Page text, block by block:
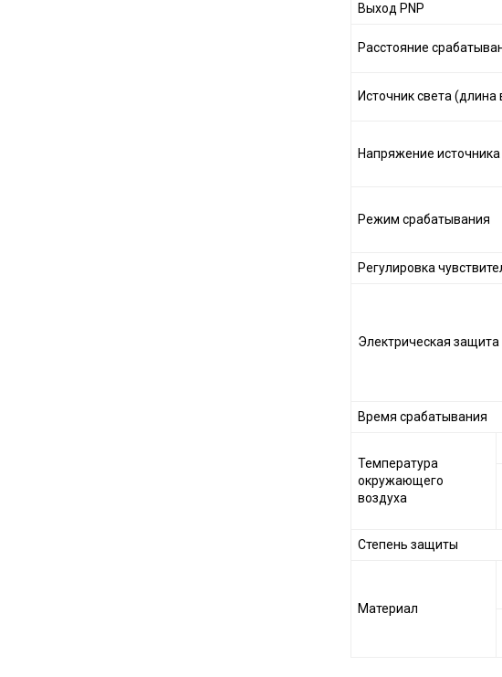
Выход PNP
Расстояние
Источник света (длина
Напряжение
Режим срабатывания
Регулировка
Электрическая защита
Время срабатывания
Температура
окружающего
воздуха
Степень защиты
Материал